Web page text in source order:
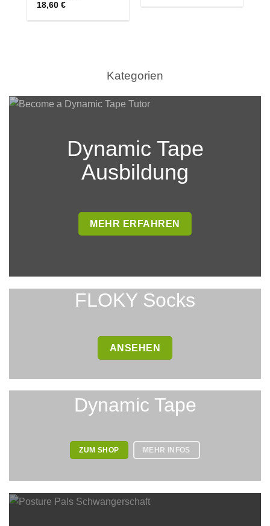
18,60€
Kategorien
Dynamic Tape
Ausbildung
MEHR ERFAHREN
FLOKY Socks
ANSEHEN
Dynamic Tape
ZUM SHOP MEHR INFOS